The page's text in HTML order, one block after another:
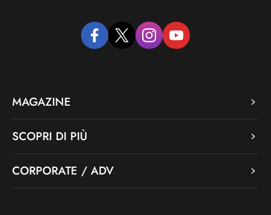
facebooktwitter instagramyoutube
MAGAZINE
SCOPRI DI PIÙ
CORPORATE / ADV